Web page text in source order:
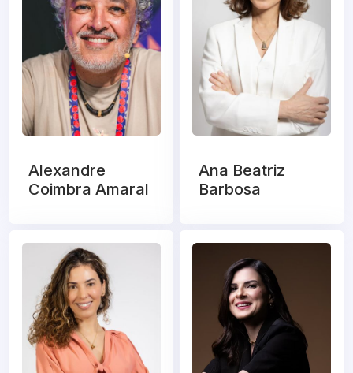
Alexandre
Coimbra Amaral
Ana Beatriz
Barbosa